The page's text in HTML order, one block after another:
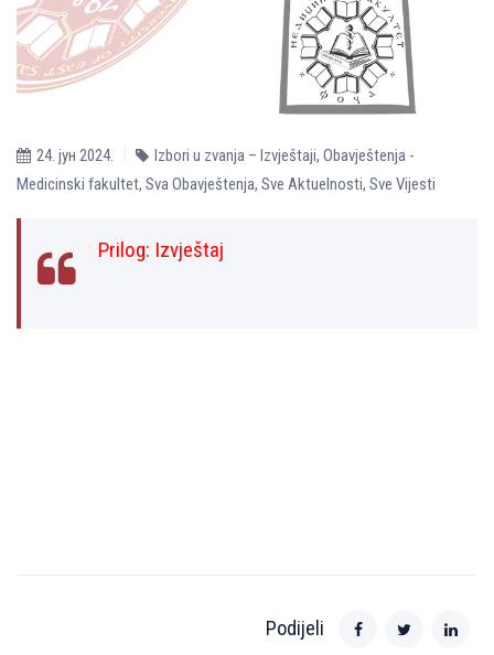
24. јун 2024. Izbori u zvanja – Izvještaji, Obavještenja -
Medicinski fakultet, Sva Obavještenja, Sve Aktuelnosti, Sve Vijesti
Prilog: Izvještaj
Podijeli